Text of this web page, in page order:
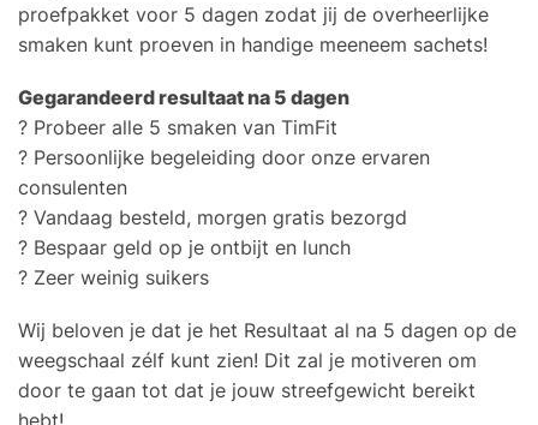
proefpakket voor 5 dagen zodat jij de overheerlijke
smaken kunt proeven in handige meeneem sachets!
Gegarandeerd resultaat na 5 dagen
? Probeer alle 5 smaken van TimFit
? Persoonlijke begeleiding door onze ervaren
consulenten
? Vandaag besteld, morgen gratis bezorgd
? Bespaar geld op je ontbijt en lunch
? Zeer weinig suikers
Wij beloven je dat je het Resultaat al na 5 dagen op de
weegschaal zélf kunt zien! Dit zal je motiveren om
door te gaan tot dat je jouw streefgewicht bereikt